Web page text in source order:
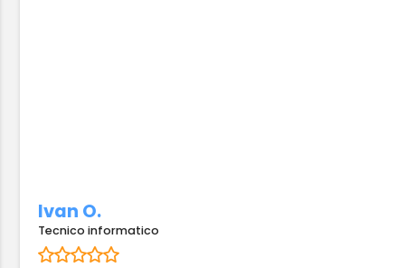
Ivan O.
Tecnico informatico